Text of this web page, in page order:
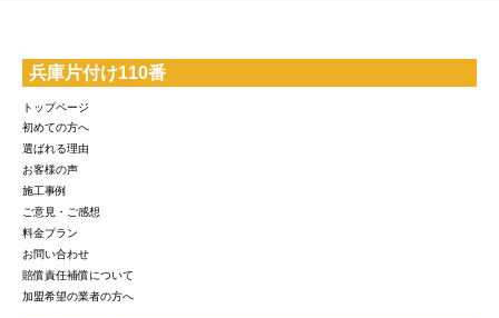
兵庫片付け110番
トップページ
初めての方へ
選ばれる理由
お客様の声
施工事例
ご意見・ご感想
料金プラン
お問い合わせ
賠償責任補償について
加盟希望の業者の方へ